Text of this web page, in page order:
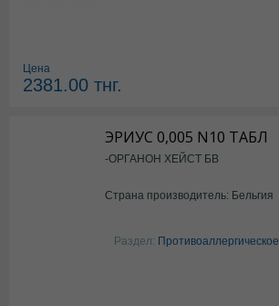
Цена
2381.00 тнг.
ЭРИУС 0,005 N10 ТАБЛ
-ОРГАНОН ХЕЙСТ БВ
Страна производитель: Бельгия
Раздел: Противоаллергическое